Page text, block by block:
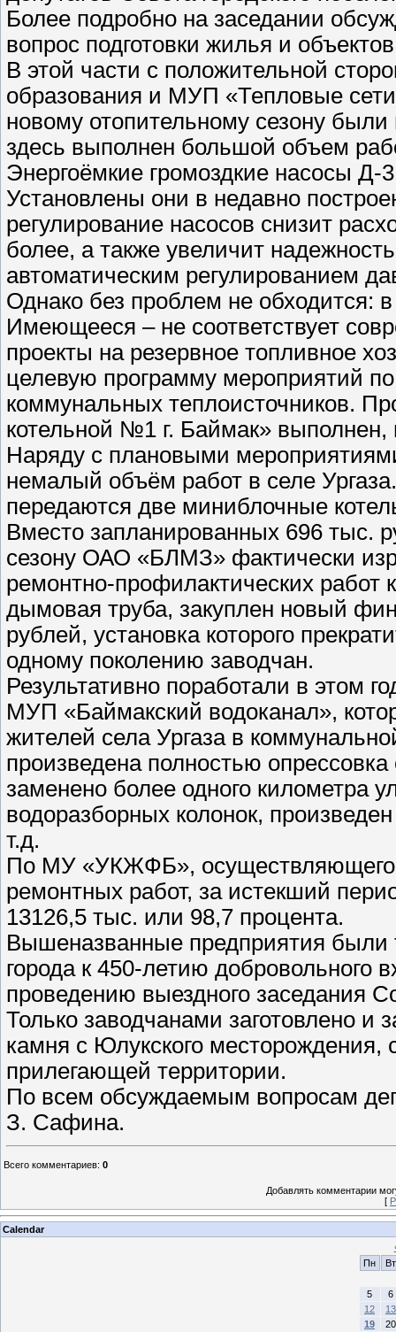
Более подробно на заседании
вопрос подготовки жилья и
В этой части с положительной
образования и МУП «Тепловые
новому отопительному сезону
здесь выполнен большой объем
Энергоёмкие громоздкие насосы
Установлены они в недавно
регулирование насосов снизит
более, а также увеличит
автоматическим регулированием
Однако без проблем не обходится:
Имеющееся – не соответствует
проекты на резервное топливное
целевую программу мероприятий
коммунальных теплоисточников.
котельной №1 г. Баймак» выполнен,
Наряду с плановыми
немалый объём работ в селе
передаются две миниблочные
Вместо запланированных 696 тыс.
сезону ОАО «БЛМЗ» фактически
ремонтно-профилактических работ
дымовая труба, закуплен новый
рублей, установка которого
одному поколению заводчан.
Результативно поработали в этом
МУП «Баймакский водоканал»,
жителей села Ургаза в
произведена полностью
заменено более одного километра
водоразборных колонок,
т.д.
По МУ «УКЖФБ», осуществляющего
ремонтных работ, за истекший
13126,5 тыс. или 98,7 процента.
Вышеназванные предприятия были
города к 450-летию добровольного
проведению выездного заседания
Только заводчанами заготовлено и
камня с Юлукского месторождения,
прилегающей территории.
По всем обсуждаемым вопросам
З. Сафина.
Всего комментариев: 0
Добавлять комментарии
[
Calendar
Пн
Вт
5
6
12
13
19
20